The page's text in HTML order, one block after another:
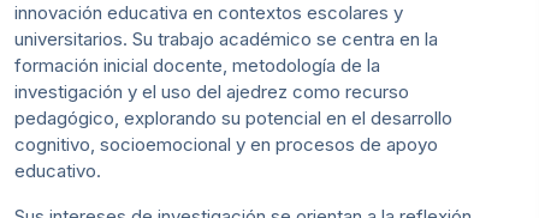
innovación educativa en contextos escolares y
universitarios. Su trabajo académico se centra en la
formación inicial docente, metodología de la
investigación y el uso del ajedrez como recurso
pedagógico, explorando su potencial en el desarrollo
cognitivo, socioemocional y en procesos de apoyo
educativo.